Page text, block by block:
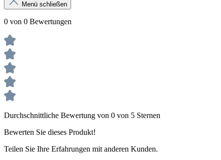
Menü schließen
0 von 0 Bewertungen
Durchschnittliche Bewertung von 0 von 5 Sternen
Bewerten Sie dieses Produkt!
Teilen Sie Ihre Erfahrungen mit anderen Kunden.